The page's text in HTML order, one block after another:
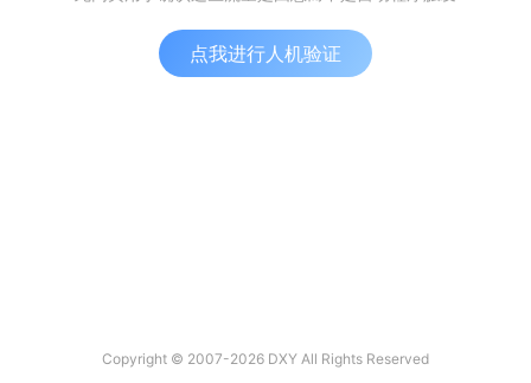
点我进行人机验证
Copyright © 2007-2026 DXY All Rights Reserved